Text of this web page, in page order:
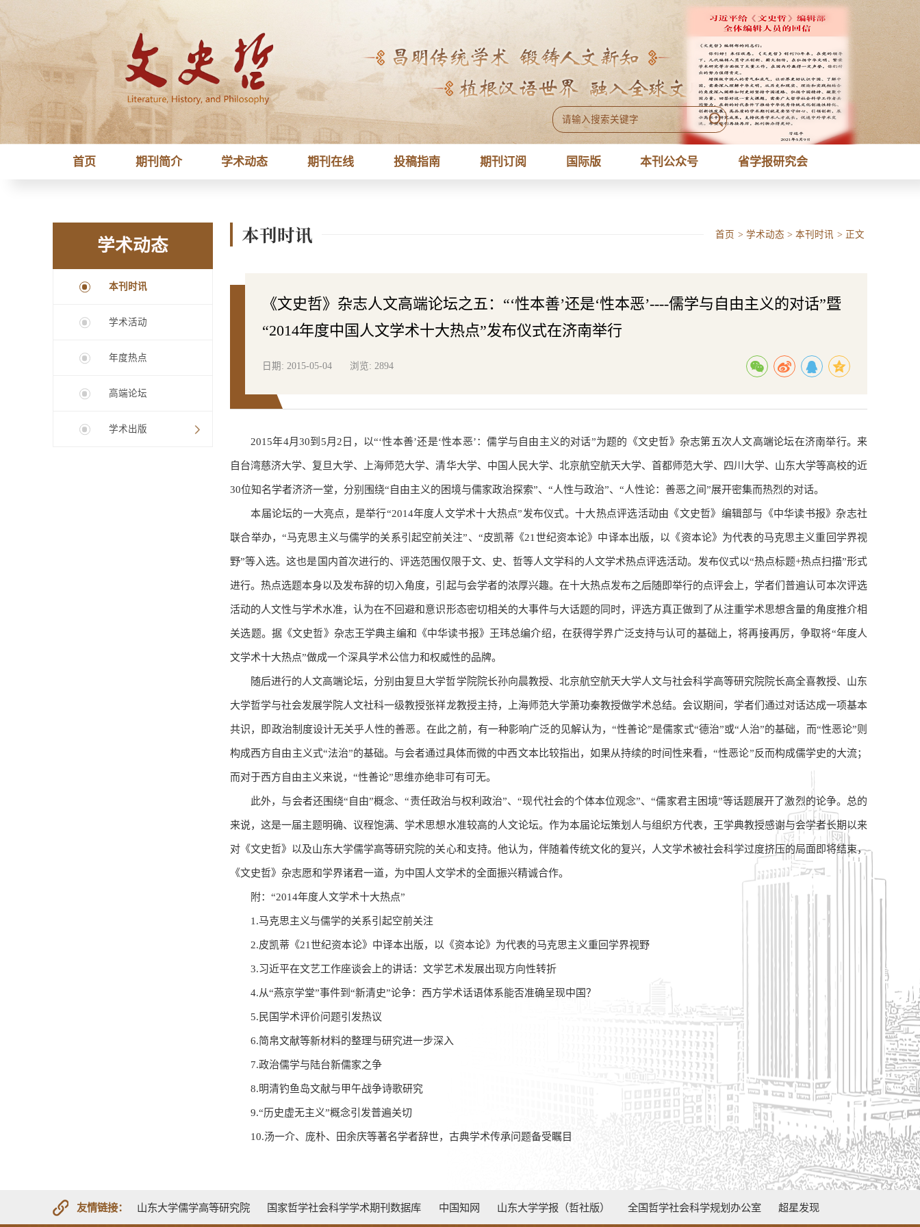
首页 期刊简介 学术动态 期刊在线 投稿指南 期刊订阅 国际版 本刊公众号 省学报研究会
学术动态
本刊时讯
学术活动
年度热点
高端论坛
学术出版
首页 > 学术动态 > 本刊时讯 > 正文
本刊时讯
《文史哲》杂志人文高端论坛之五：“‘性本善’还是‘性本恶’----儒学与自由主义的对话”暨
“2014年度中国人文学术十大热点”发布仪式在济南举行
日期: 2015-05-04 浏览: 2894
2015年4月30到5月2日，以“‘性本善’还是‘性本恶’：儒学与自由主义的对话”为题的《文史哲》杂志第五次人文高端论坛在济南举行。来
自台湾慈济大学、复旦大学、上海师范大学、清华大学、中国人民大学、北京航空航天大学、首都师范大学、四川大学、山东大学等高校的近
30位知名学者济济一堂，分别围绕“自由主义的困境与儒家政治探索”、“人性与政治”、“人性论：善恶之间”展开密集而热烈的对话。
本届论坛的一大亮点，是举行“2014年度人文学术十大热点”发布仪式。十大热点评选活动由《文史哲》编辑部与《中华读书报》杂志社
联合举办，“马克思主义与儒学的关系引起空前关注”、“皮凯蒂《21世纪资本论》中译本出版，以《资本论》为代表的马克思主义重回学界视
野”等入选。这也是国内首次进行的、评选范围仅限于文、史、哲等人文学科的人文学术热点评选活动。发布仪式以“热点标题+热点扫描”形式
进行。热点选题本身以及发布辞的切入角度，引起与会学者的浓厚兴趣。在十大热点发布之后随即举行的点评会上，学者们普遍认可本次评选
活动的人文性与学术水准，认为在不回避和意识形态密切相关的大事件与大话题的同时，评选方真正做到了从注重学术思想含量的角度推介相
关选题。据《文史哲》杂志王学典主编和《中华读书报》王玮总编介绍，在获得学界广泛支持与认可的基础上，将再接再厉，争取将“年度人
文学术十大热点”做成一个深具学术公信力和权威性的品牌。
随后进行的人文高端论坛，分别由复旦大学哲学院院长孙向晨教授、北京航空航天大学人文与社会科学高等研究院院长高全喜教授、山东
大学哲学与社会发展学院人文社科一级教授张祥龙教授主持，上海师范大学萧功秦教授做学术总结。会议期间，学者们通过对话达成一项基本
共识，即政治制度设计无关乎人性的善恶。在此之前，有一种影响广泛的见解认为，“性善论”是儒家式“德治”或“人治”的基础，而“性恶论”则
构成西方自由主义式“法治”的基础。与会者通过具体而微的中西文本比较指出，如果从持续的时间性来看，“性恶论”反而构成儒学史的大流；
而对于西方自由主义来说，“性善论”思维亦绝非可有可无。
此外，与会者还围绕“自由”概念、“责任政治与权利政治”、“现代社会的个体本位观念”、“儒家君主困境”等话题展开了激烈的论争。总的
来说，这是一届主题明确、议程饱满、学术思想水准较高的人文论坛。作为本届论坛策划人与组织方代表，王学典教授感谢与会学者长期以来
对《文史哲》以及山东大学儒学高等研究院的关心和支持。他认为，伴随着传统文化的复兴，人文学术被社会科学过度挤压的局面即将结束，
《文史哲》杂志愿和学界诸君一道，为中国人文学术的全面振兴精诚合作。
附：“2014年度人文学术十大热点”
1.马克思主义与儒学的关系引起空前关注
2.皮凯蒂《21世纪资本论》中译本出版，以《资本论》为代表的马克思主义重回学界视野
3.习近平在文艺工作座谈会上的讲话：文学艺术发展出现方向性转折
4.从“燕京学堂”事件到“新清史”论争：西方学术话语体系能否准确呈现中国？
5.民国学术评价问题引发热议
6.简帛文献等新材料的整理与研究进一步深入
7.政治儒学与陆台新儒家之争
8.明清钓鱼岛文献与甲午战争诗歌研究
9.“历史虚无主义”概念引发普遍关切
10.汤一介、庞朴、田余庆等著名学者辞世，古典学术传承问题备受瞩目
友情链接： 山东大学儒学高等研究院 国家哲学社会科学学术期刊数据库 中国知网 山东大学学报（哲社版） 全国哲学社会科学规划办公室 超星发现